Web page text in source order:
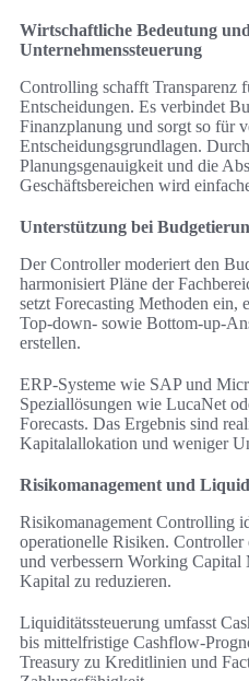
Wirtschaftliche Bedeutung
Unternehmenssteuerung
Controlling schafft Transparenz
Entscheidungen. Es verbindet
Finanzplanung und sorgt so für
Entscheidungsgrundlagen.
Planungsgenauigkeit und die
Geschäftsbereichen wird
Unterstützung bei
Der Controller moderiert den
harmonisiert Pläne der
setzt Forecasting Methoden ein,
Top-down- sowie Bottom-up-
erstellen.
ERP-Systeme wie SAP und
Speziallösungen wie LucaNet
Forecasts. Das Ergebnis sind
Kapitalallokation und weniger
Risikomanagement und
Risikomanagement Controlling
operationelle Risiken.
und verbessern Working Capital
Kapital zu reduzieren.
Liquiditätssteuerung umfasst
bis mittelfristige Cashflow-
Treasury zu Kreditlinien und